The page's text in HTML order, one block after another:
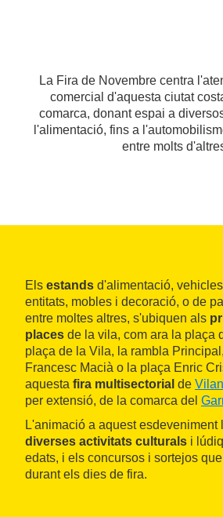
La Fira de Novembre centra
comercial d'aquesta ciutat
comarca, donant espai a
l'alimentació, fins a
entre molts
Els estands d'alimentació,
entitats, mobles i decoració, o de
entre moltes altres, s'ubiquen als
places de la vila, com ara la plaça
plaça de la Vila, la rambla
Francesc Macià o la plaça Enric
aquesta fira multisectorial de
per extensió, de la comarca del
L'animació a aquest esdeveniment
diverses activitats culturals i
edats, i els concursos i sortejos
durant els dies de fira.